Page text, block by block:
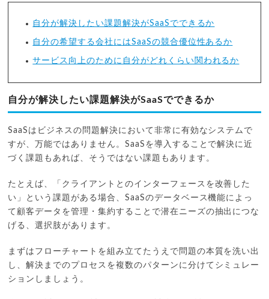
自分が解決したい課題解決がSaaSでできるか
自分の希望する会社にはSaaSの競合優位性あるか
サービス向上のために自分がどれくらい関われるか
自分が解決したい課題解決がSaaSでできるか
SaaSはビジネスの問題解決において非常に有効なシステムで
すが、万能ではありません。SaaSを導入することで解決に近
づく課題もあれば、そうではない課題もあります。
たとえば、「クライアントとのインターフェースを改善した
い」という課題がある場合、SaaSのデータベース機能によっ
て顧客データを管理・集約することで潜在ニーズの抽出につな
げる、選択肢があります。
まずはフローチャートを組み立てたうえで問題の本質を洗い出
し、解決までのプロセスを複数のパターンに分けてシミュレー
ションしましょう。